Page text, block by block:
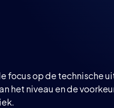
focus op de technische
het niveau en de